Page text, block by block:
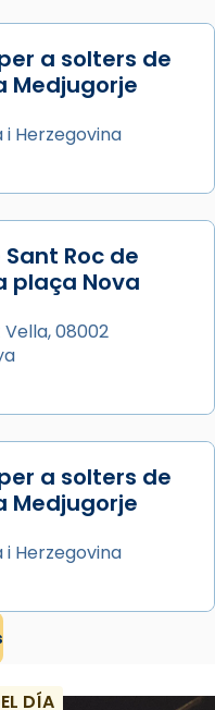
sant Cugat, a
la tradició
a Júlia”) i
=
I l’any 1667, el
en una obra
l’antiga Iluro.
relíq
a solters de
Medjugorje
i Herzegovina
Roc de
plaça Nova
08002
a solters de
Medjugorje
i Herzegovina
DÍA